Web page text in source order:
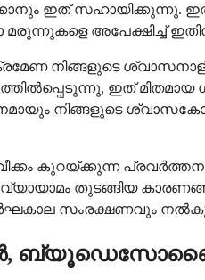
ഇത്
മരുന്നുകളെ അപേക്ഷിച്ച്
ഇത്
കുറയ്ക്കുന്ന പ്രവർത്തനം
തുടങ്ങിയ
സംരക്ഷണവും
ബ്യൂഡെസോണൈഡ്